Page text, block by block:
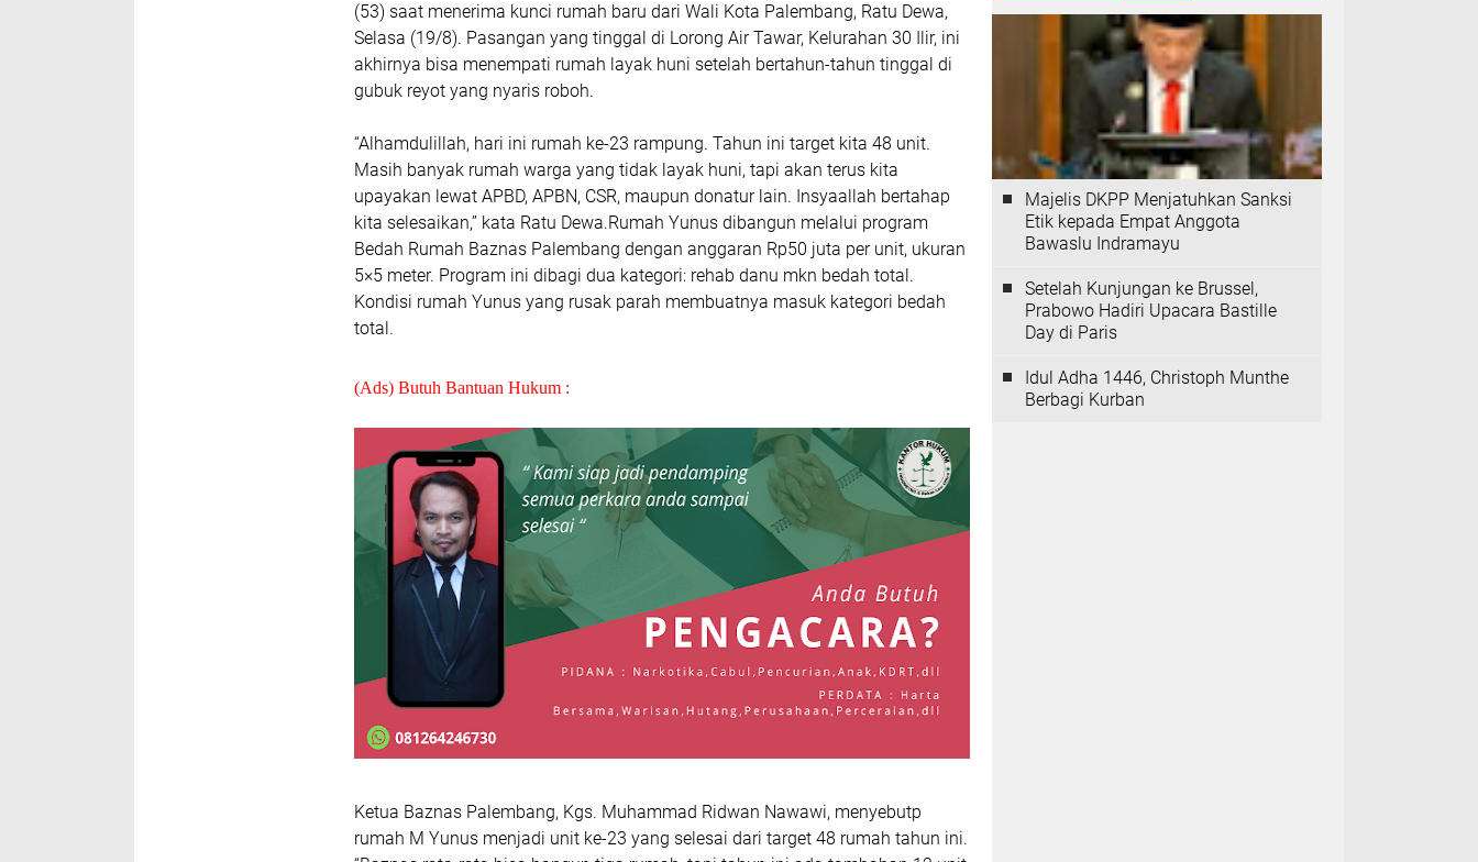
(53) saat menerima kunci rumah baru dari Wali Kota Palembang, Ratu Dewa,
Selasa (19/8). Pasangan yang tinggal di Lorong Air Tawar, Kelurahan 30 Ilir, ini
akhirnya bisa menempati rumah layak huni setelah bertahun-tahun tinggal di
gubuk reyot yang nyaris roboh.
“Alhamdulillah, hari ini rumah ke-23 rampung. Tahun ini target kita 48 unit.
Masih banyak rumah warga yang tidak layak huni, tapi akan terus kita
upayakan lewat APBD, APBN, CSR, maupun donatur lain. Insyaallah bertahap
kita selesaikan,” kata Ratu Dewa.Rumah Yunus dibangun melalui program
Bedah Rumah Baznas Palembang dengan anggaran Rp50 juta per unit, ukuran
5×5 meter. Program ini dibagi dua kategori: rehab danu mkn bedah total.
Kondisi rumah Yunus yang rusak parah membuatnya masuk kategori bedah
total.
(Ads) Butuh Bantuan Hukum :
Ketua Baznas Palembang, Kgs. Muhammad Ridwan Nawawi, menyebutp
rumah M Yunus menjadi unit ke-23 yang selesai dari target 48 rumah tahun ini.
Majelis DKPP Menjatuhkan Sanksi
Etik kepada Empat Anggota
Bawaslu Indramayu
Setelah Kunjungan ke Brussel,
Prabowo Hadiri Upacara Bastille
Day di Paris
Idul Adha 1446, Christoph Munthe
Berbagi Kurban